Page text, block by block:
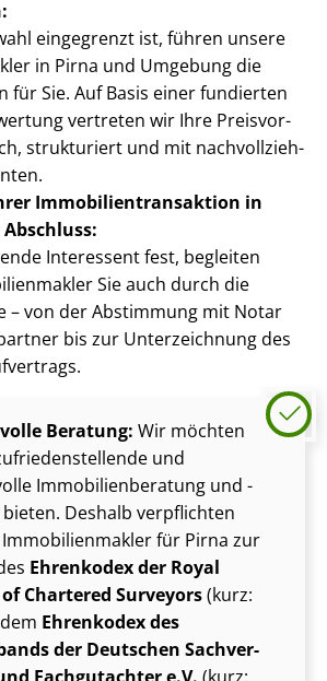
eingegrenzt ist, führen unsere
in Pirna und Umgebung die
für Sie. Auf Basis einer fundierten
vertreten wir Ihre Preis­vor­
strukturiert und mit nach­voll­zieh­
Im­mo­bi­li­en­trans­ak­ti­on in
Interessent fest, begleiten
Sie auch durch die
– von der Abstimmung mit Notar
bis zur Unterzeichnung des
Beratung: Wir möchten
und
Im­mo­bi­li­en­be­ra­tung und -
Deshalb verpflichten
für Pirna zur
Ehrenkodex der Royal
Chartered Surveyors(kurz:
Ehrenkodex des
der Deutschen Sach­ver­